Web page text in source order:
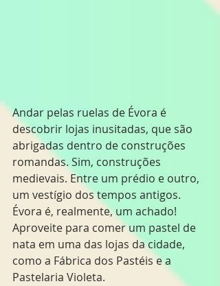
Andar pelas ruelas de Évora é
descobrir lojas inusitadas, que são
abrigadas dentro de construções
romandas. Sim, construções
medievais. Entre um prédio e outro,
um vestígio dos tempos antigos.
Évora é, realmente, um achado!
Aproveite para comer um pastel de
nata em uma das lojas da cidade,
como a Fábrica dos Pastéis e a
Pastelaria Violeta.